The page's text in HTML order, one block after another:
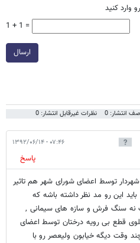
وارد کنید
1 + 1 =
ارسال
انتشار: 0 نظرات غیرقابل انتشار: 0
۰۷:۴۶ - ۱۳۹۲/۰۶/۱۴
پاسخ
شهردار توسط اعضای شورای شهر هم تاثیر
این رو مد نظر داشته باشه که
نه سنگ فرش و سازه های سیمانی ,
قطع بی رویه درختان توسط اعضای
وقت دیگه خیابون ولیعصر رو با